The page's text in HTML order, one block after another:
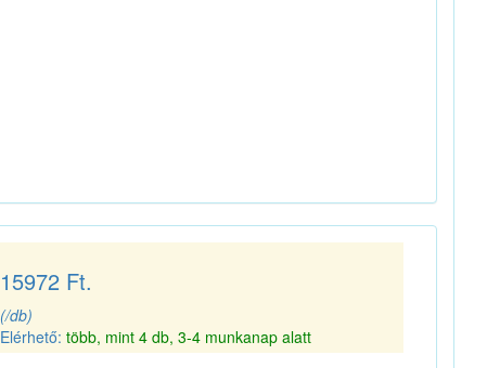
15972 Ft.
(/db)
Elérhető:több, mint 4 db, 3-4 munkanap alatt